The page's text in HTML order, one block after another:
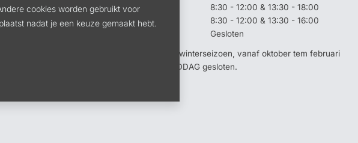
Vrijdag:
8:30 - 12:00 & 13:30 - 18:00
Zaterdag:
8:30 - 12:00 & 13:30 - 16:00
Gesloten
Opgelet ! Tijdens het winterseizoen, vanaf oktober tem februari
op ZATERDAG NAMIDDAG gesloten.
cookies worden gebruikt voor
nadat je een keuze gemaakt hebt.